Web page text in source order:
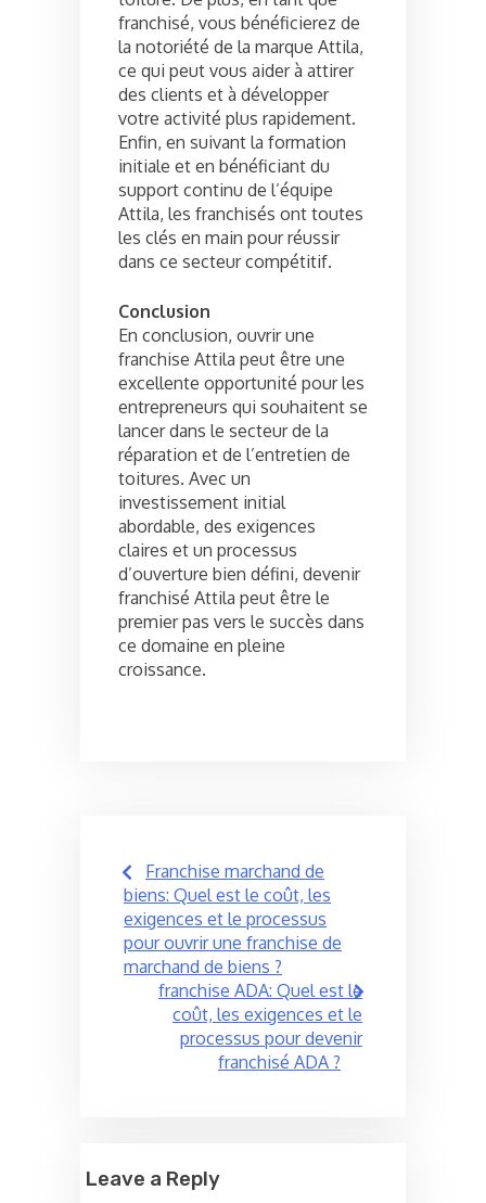
franchisé, vous bénéficierez de
la notoriété de la marque Attila,
ce qui peut vous aider à attirer
des clients et à développer
votre activité plus rapidement.
Enfin, en suivant la formation
initiale et en bénéficiant du
support continu de l’équipe
Attila, les franchisés ont toutes
les clés en main pour réussir
dans ce secteur compétitif.
Conclusion
En conclusion, ouvrir une
franchise Attila peut être une
excellente opportunité pour les
entrepreneurs qui souhaitent se
lancer dans le secteur de la
réparation et de l’entretien de
toitures. Avec un
investissement initial
abordable, des exigences
claires et un processus
d’ouverture bien défini, devenir
franchisé Attila peut être le
premier pas vers le succès dans
ce domaine en pleine
croissance.
Post
navigation
Franchise marchand de
biens: Quel est le coût, les
exigences et le processus
pour ouvrir une franchise de
marchand de biens ?
franchise ADA: Quel est le
coût, les exigences et le
processus pour devenir
franchisé ADA ?
Leave a Reply